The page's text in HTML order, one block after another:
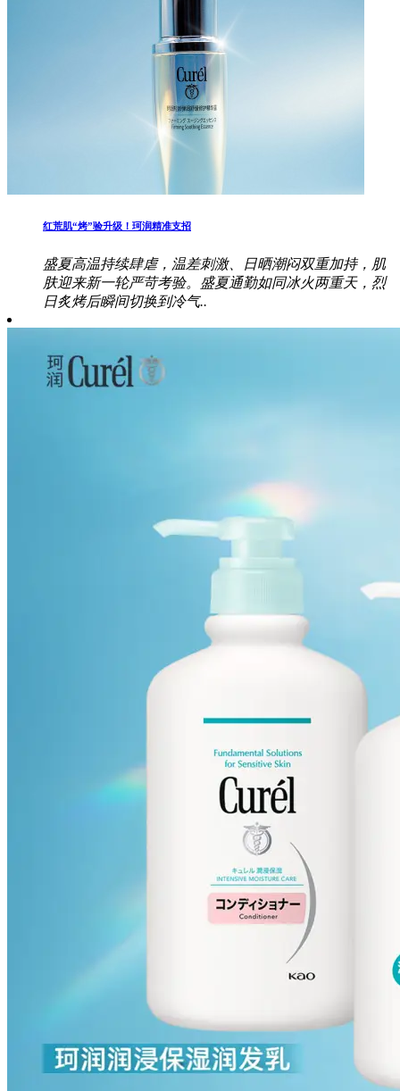
红荒肌“烤”验升级！珂润精准支招
盛夏高温持续肆虐，温差刺激、日晒潮闷双重加持，肌
肤迎来新一轮严苛考验。盛夏通勤如同冰火两重天，烈
日炙烤后瞬间切换到冷气..